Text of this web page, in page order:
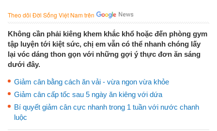
Theo dõi Đời Sống Việt Nam trên
Không cần phải kiêng khem khắc khổ hoặc đến phòng gym
tập luyện tới kiệt sức, chị em vẫn có thể nhanh chóng lấy
lại vóc dáng thon gọn với những gợi ý thực đơn ăn sáng
dưới đây.
Giảm cân bằng cách ăn vải - vừa ngon vừa khỏe
Giảm cân cấp tốc sau 5 ngày ăn kiêng với dứa
Bí quyết giảm cân cực nhanh trong 1 tuần với nước chanh
luộc